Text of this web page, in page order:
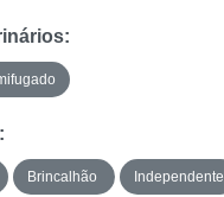
Brincalhão Independente